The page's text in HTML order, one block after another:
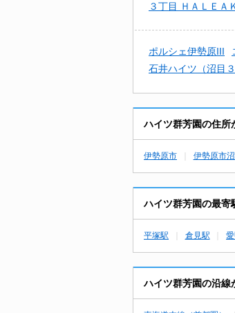
３丁目 ＨＡＬＥＡ
ポルシェ伊勢原III
石井ハイツ（沼目３
ハイツ群芳園の住所
伊勢原市 伊勢原市沼
ハイツ群芳園の最寄
平塚駅 倉見駅
ハイツ群芳園の沿線